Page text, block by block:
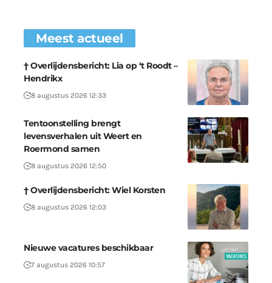
Meest actueel
† Overlijdensbericht: Lia op ‘t Roodt –
Hendrikx
8 augustus 2026 12:33
Tentoonstelling brengt
levensverhalen uit Weert en
Roermond samen
8 augustus 2026 12:50
† Overlijdensbericht: Wiel Korsten
8 augustus 2026 12:03
Nieuwe vacatures beschikbaar
7 augustus 2026 10:57